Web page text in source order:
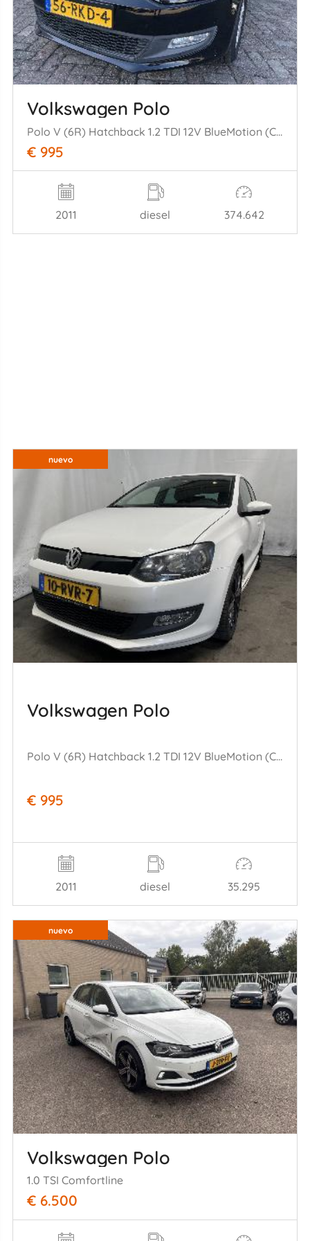
Volkswagen Polo
Polo V (6R) Hatchback 1.2 TDI 12V BlueMotion (CFWA(Euro 5)) [55kW] (1= 0-2009/05-2014)
€ 995
2011 diesel 374.642
nuevo
Volkswagen Polo
Polo V (6R) Hatchback 1.2 TDI 12V BlueMotion (CFWA(Euro 5)) [55kW] (1= 0-2009/05-2014)
€ 995
2011 diesel 35.295
nuevo
Volkswagen Polo
1.0 TSI Comfortline
€ 6.500